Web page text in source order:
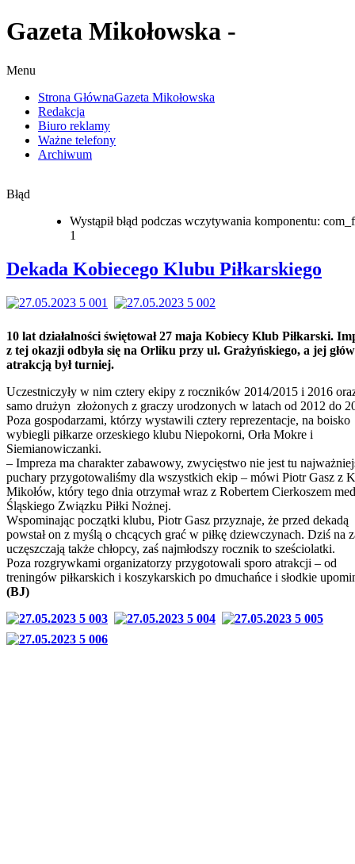
Gazeta Mikołowska -
Menu
Strona GłównaGazeta Mikołowska
Redakcja
Biuro reklamy
Ważne telefony
Archiwum
Błąd
Wystąpił błąd podczas wczytywania komponentu:
1
Dekada Kobiecego Klubu Piłkarskiego
10 lat działalności świętował 27 maja Kobiecy Klub Piłkarski.
z tej okazji odbyła się na Orliku przy ul. Grażyńskiego, a jej
atrakcją był turniej.
Uczestniczyły w nim cztery ekipy z roczników 2014/2015 i 2016
samo drużyn złożonych z graczy urodzonych w latach od 2012 do
Poza gospodarzami, którzy wystawili cztery reprezentacje, na boisko
wybiegli piłkarze orzeskiego klubu Niepokorni, Orła Mokre i
Siemianowiczanki.
– Impreza ma charakter zabawowy, zwycięstwo nie jest tu
puchary przygotowaliśmy dla wszystkich ekip – mówi Piotr Gasz z
Mikołów, który tego dnia otrzymał wraz z Robertem Cierkoszem
Śląskiego Związku Piłki Nożnej.
Wspominając początki klubu, Piotr Gasz przyznaje, że przed dekadą
powstał on z myślą o chcących grać w piłkę dziewczynach. Dziś na
uczęszczają także chłopcy, zaś najmłodszy rocznik to sześciolatki.
Poza rozgrywkami organizatorzy przygotowali sporo atrakcji – od
treningów piłkarskich i koszykarskich po dmuchańce i słodkie
(BJ)